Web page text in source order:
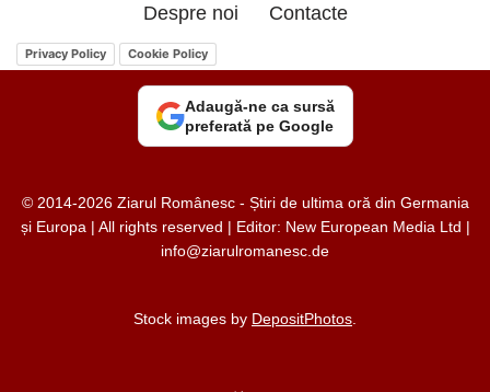
Despre noi Contacte
Privacy Policy Cookie Policy
Adaugă-ne ca sursă
preferată pe Google
© 2014-2026 Ziarul Românesc - Știri de ultima oră din Germania
și Europa | All rights reserved | Editor: New European Media Ltd |
info@ziarulromanesc.de
Stock images by DepositPhotos.